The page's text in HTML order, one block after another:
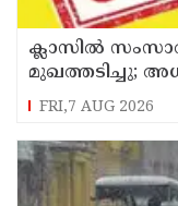
ക്ലാസിൽ
മുഖത്തടിച്ചു;
FRI,7 AUG 2026